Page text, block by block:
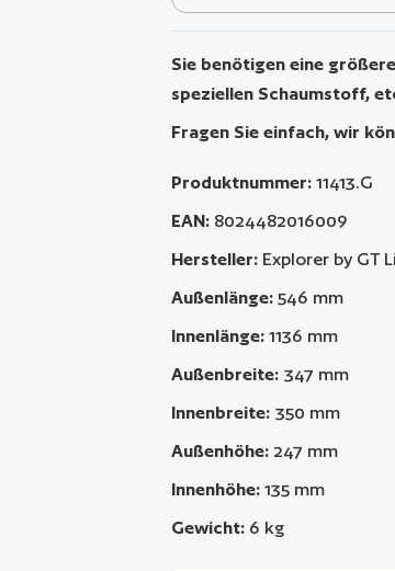
Sie benötigen eine
speziellen Schaumstoff,
Fragen Sie einfach, wir
Produktnummer: 11413.G
EAN: 8024482016009
Hersteller: Explorer by GT
Außenlänge: 546 mm
Innenlänge: 1136 mm
Außenbreite: 347 mm
Innenbreite: 350 mm
Außenhöhe: 247 mm
Innenhöhe: 135 mm
Gewicht: 6 kg